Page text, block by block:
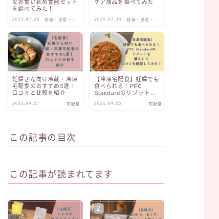
なお食い初め食器セット
を調べてみた！
2025.07.26
妊娠・出産・子
ケア商品を調べてみた
2025.07.24
妊娠・出産・子
妊婦さん向け冷蔵・冷凍
宅配食のおすすめ5選！
口コミと比較を紹介
2025.04.27 宅配食
【冷凍宅配食】妊婦でも
食べられる！PFC
Standardのリゾットを
てみた！
2025.04.25 宅配食
この記事の目次
この記事が読まれてます